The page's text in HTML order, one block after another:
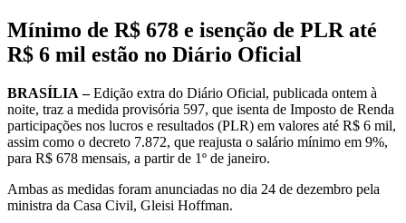
Mínimo de R$ 678 e isenção de PLR até
R$ 6 mil estão no Diário Oficial
BRASÍLIA –Edição extra do Diário Oficial, publicada ontem à
noite, traz a medida provisória 597, que isenta de Imposto de Renda
participações nos lucros e resultados (PLR) em valores até R$ 6 mil,
assim como o decreto 7.872, que reajusta o salário mínimo em 9%,
para R$ 678 mensais, a partir de 1º de janeiro.
Ambas as medidas foram anunciadas no dia 24 de dezembro pela
ministra da Casa Civil, Gleisi Hoffman.